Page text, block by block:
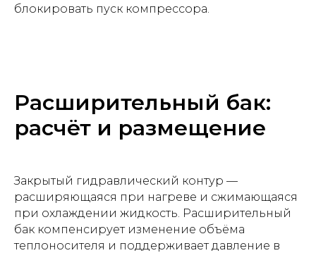
блокировать пуск компрессора.
Расширительный бак:
расчёт и размещение
Закрытый гидравлический контур —
расширяющаяся при нагреве и сжимающаяся
при охлаждении жидкость. Расширительный
бак компенсирует изменение объёма
теплоносителя и поддерживает давление в